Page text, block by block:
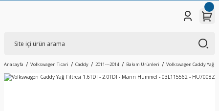
Anasayfa Volkswagen Ticari Caddy 2011---2014 Bakım Ürünleri Volkswagen Caddy Yağ